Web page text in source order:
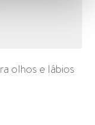
olhos e lábios